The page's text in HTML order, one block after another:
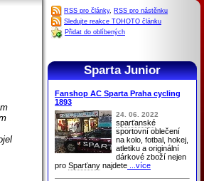
RSS pro články, RSS pro nástěnku
Sledujte reakce TOHOTO článku
Přidat do oblíbených
Sparta Junior
Fanshop AC Sparta Praha cycling
1893
24. 06. 2022
sparťanské
sportovní oblečení
na kolo, fotbal, hokej,
atletiku a originální
dárkové zboží nejen
pro Sparťany najdete ...více